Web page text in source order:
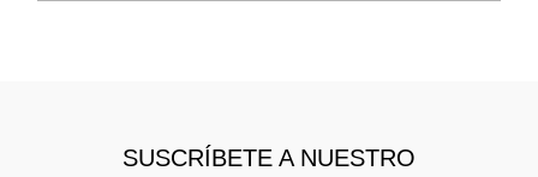
SUSCRÍBETE A NUESTRO